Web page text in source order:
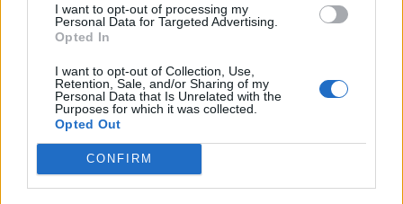
I want to opt-out of processing my
Personal Data for Targeted Advertising.
Opted In
I want to opt-out of Collection, Use,
Retention, Sale, and/or Sharing of my
Personal Data that Is Unrelated with the
Purposes for which it was collected.
Opted Out
CONFIRM
LOMBARDIA